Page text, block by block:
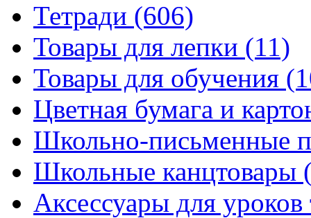
Тетради (606)
Товары для лепки (11)
Товары для обучения
Цветная бумага и
Школьно-письменные
Школьные канцтовары
Аксессуары для уроков